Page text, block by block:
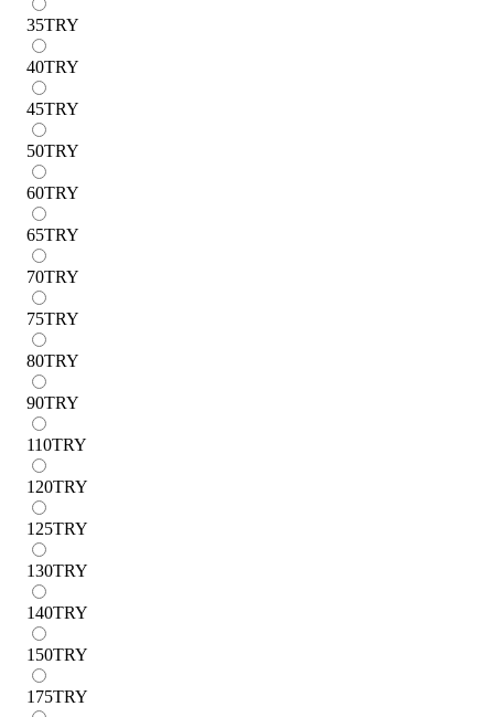
35TRY
40TRY
45TRY
50TRY
60TRY
65TRY
70TRY
75TRY
80TRY
90TRY
110TRY
120TRY
125TRY
130TRY
140TRY
150TRY
175TRY